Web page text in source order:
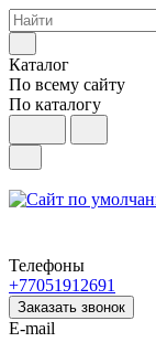
Каталог
По всему сайту
По каталогу
Телефоны
+77051912691
Заказать звонок
E-mail